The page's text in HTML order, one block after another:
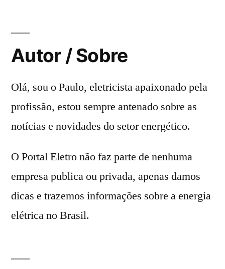
Autor / Sobre
Olá, sou o Paulo, eletricista apaixonado pela
profissão, estou sempre antenado sobre as
notícias e novidades do setor energético.
O Portal Eletro não faz parte de nenhuma
empresa publica ou privada, apenas damos
dicas e trazemos informações sobre a energia
elétrica no Brasil.